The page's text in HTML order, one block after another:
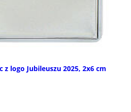
z logo Jubileuszu 2025, 2x6 cm